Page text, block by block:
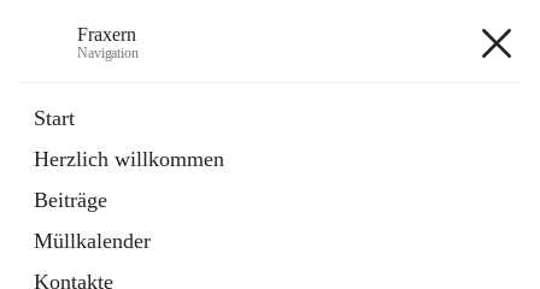
Fraxern
Navigation
Start
Herzlich willkommen
Beiträge
Müllkalender
Kontakte
Ordner
in
Tab
Formulare
Artikel
öffnet
in